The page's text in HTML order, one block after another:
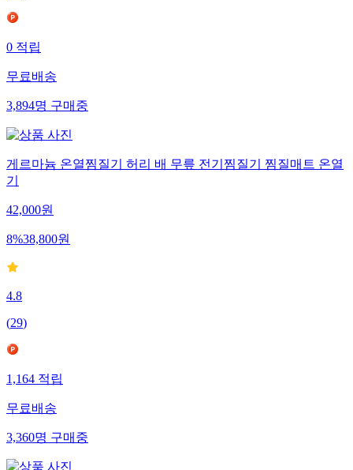
0적립
무료배송
3,894명구매중
게르마늄 온열찜질기 허리 배 무릎 전기찜질기 찜질매트 온열
기
42,000원
8%38,800원
4.8
(29)
1,164적립
무료배송
3,360명구매중